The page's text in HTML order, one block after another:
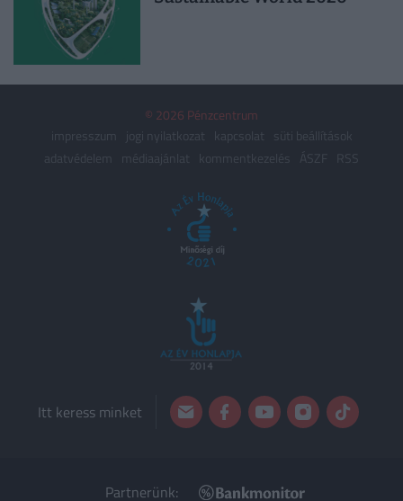
© 2026 Pénzcentrum
impresszum
jogi nyilatkozat kapcsolat
süti beállítások
adatvédelem
médiaajánlat kommentkezelés ÁSZF RSS
Itt keress minket
Partnerünk: